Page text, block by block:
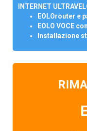
INTERNET
EOLOrouter e
EOLO VOCE
Installazione